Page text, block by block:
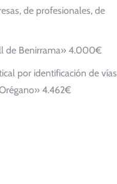
de profesionales, de
de Benirrama» 4.000€
por identificación de vías
4.462€